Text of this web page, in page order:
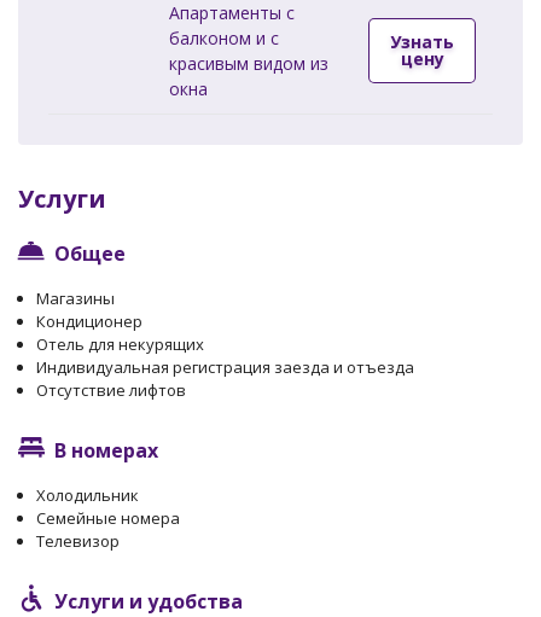
Апартаменты с
балконом и с
красивым видом из
окна
Узнать
цену
Услуги
Общее
Магазины
Кондиционер
Отель для некурящих
Индивидуальная регистрация заезда и отъезда
Отсутствие лифтов
В номерах
Холодильник
Семейные номера
Телевизор
Услуги и удобства